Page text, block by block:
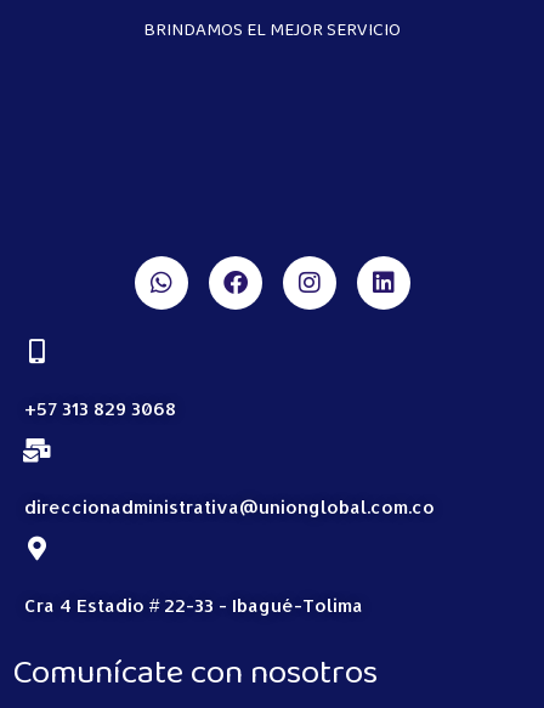
BRINDAMOS EL MEJOR SERVICIO
+57 313 829 3068
direccionadministrativa@unionglobal.com.co
Cra 4 Estadio # 22-33 - Ibagué-Tolima
Comunícate con nosotros